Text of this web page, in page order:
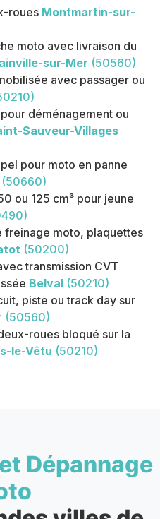
roues Montmartin-sur-
moto avec livraison du
sur-Mer (50560)
avec passager ou
déménagement ou
Sauveur-Villages
pour moto en panne
(50660)
ou 125 cm³ pour jeune
freinage moto, plaquettes
(50200)
transmission CVT
Belval (50210)
piste ou track day sur
(50560)
roues bloqué sur la
le-Vêtu (50210)
Dépannage